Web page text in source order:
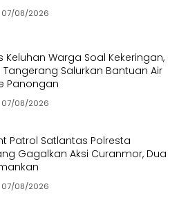
07/08/2026
Keluhan Warga Soal Kekeringan,
Tangerang Salurkan Bantuan Air
Panongan
07/08/2026
Patrol Satlantas Polresta
Gagalkan Aksi Curanmor, Dua
07/08/2026